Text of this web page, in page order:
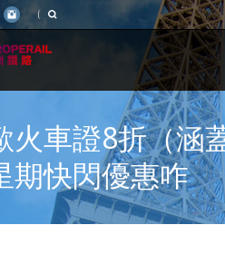
火車證8折（涵
期快閃優惠咋